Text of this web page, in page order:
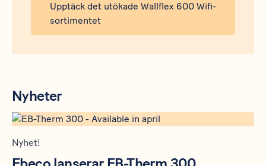
Upptäck det utökade Wallflex 600 Wifi-
sortimentet
Nyheter
Nyhet!